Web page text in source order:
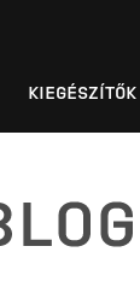
KIEGÉSZÍTŐK